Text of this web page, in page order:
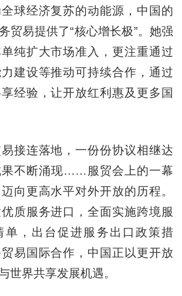
球经济复苏的动能源，中国的
贸易提供了“核心增长极”。她强
纯扩大市场准入，更注重通过
建设等推动可持续合作，通过
经验，让开放红利惠及更多国
连落地，一份份协议相继达
果不断涌现……服贸会上的一幕
向更高水平对外开放的历程。
质服务进口，全面实施跨境服
单，出台促进服务出口政策措
易国际合作，中国正以更开放
世界共享发展机遇。